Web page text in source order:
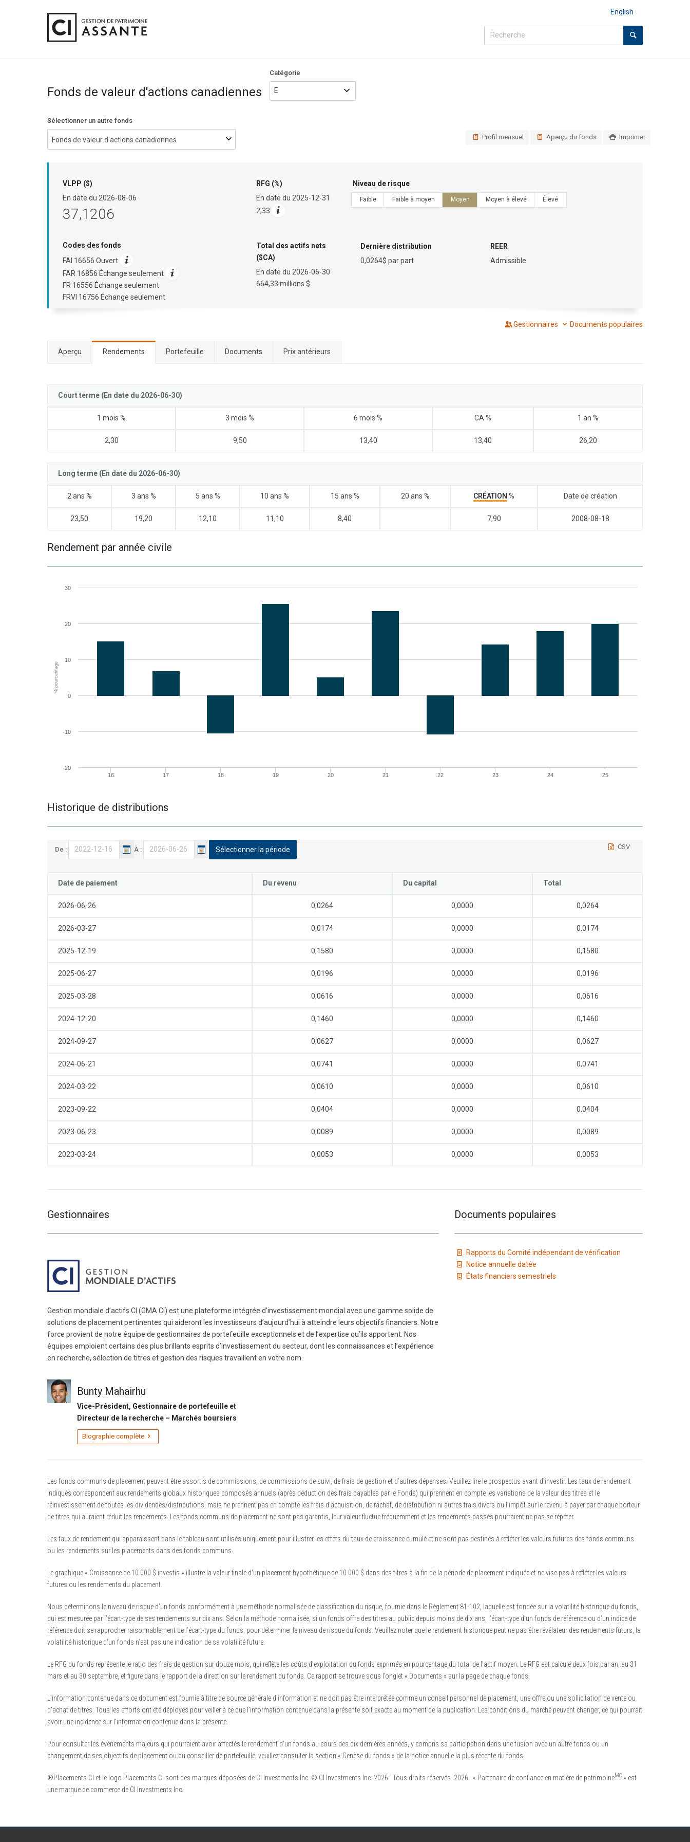
English
Fonds de valeur d'actions canadiennes
Catégorie
Sélectionner un autre fonds
Fonds de valeur d'actions canadiennes Profil mensuel Aperçu du fonds Imprimer
VLPP ($)
En date du 2026-08-06
37,1206
Codes des fonds
FAI 16656 Ouvert
FAR 16856 Échange seulement
FR 16556 Échange seulement
FRVI 16756 Échange seulement
RFG (%)
En date du 2025-12-31
2,33
Total des actifs nets
($CA)
En date du 2026-06-30
664,33 millions $
Niveau de risque
Faible Faible à moyen Moyen Moyen à élevé Élevé
Dernière distribution
0,0264$ par part
REER
Admissible
Gestionnaires Documents populaires
Aperçu Rendements Portefeuille Documents Prix antérieurs
Court terme (En date du 2026-06-30)
1 mois % 3 mois % 6 mois % CA % 1 an %
2,30 9,50 13,40 13,40 26,20
Long terme (En date du 2026-06-30)
2 ans % 3 ans % 5 ans % 10 ans % 15 ans % 20 ans % CRÉATION % Date de création
23,50 19,20 12,10 11,10 8,40 7,90 2008-08-18
Rendement par année civile
% pourcentage
16 17 18 19 20 21 22 23 24 25
-20
-10
0
10
20
30
Historique de distributions
De :Le
calendrier
été
lancé.
Utilisez
les
touches
Contrôle
et
les
flèches
Haut
ou
Bas
ou
Gauche
ou
Droite
pour
passer
d’un
jour
du
mois
à
un
autre
jour,
touche
suivante
précédente
de
mois
et
touches
Contrôle
et
page
précédente
suivante
pour
changer
d’année
appuyez
la
Retour
pour
entrer
la
À :Le
calendrier
lancé.
les
Contrôle
les
Haut
Bas
Gauche
Droite
passer
jour
mois
un
jour,
touche
précédente
mois
touches
Contrôle
et
page
précédente
pour
changer
d’année
appuyez
la
Retour
pour
entrer
la
Sélectionner la période CSV
Date de paiement Du revenu Du capital Total
2026-06-26 0,0264 0,0000 0,0264
2026-03-27 0,0174 0,0000 0,0174
2025-12-19 0,1580 0,0000 0,1580
2025-06-27 0,0196 0,0000 0,0196
2025-03-28 0,0616 0,0000 0,0616
2024-12-20 0,1460 0,0000 0,1460
2024-09-27 0,0627 0,0000 0,0627
2024-06-21 0,0741 0,0000 0,0741
2024-03-22 0,0610 0,0000 0,0610
2023-09-22 0,0404 0,0000 0,0404
2023-06-23 0,0089 0,0000 0,0089
2023-03-24 0,0053 0,0000 0,0053
Gestionnaires
Gestion mondiale d’actifs CI (GMA CI) est une plateforme intégrée d’investissement mondial avec une gamme solide de
solutions de placement pertinentes qui aideront les investisseurs d’aujourd’hui à atteindre leurs objectifs financiers. Notre
force provient de notre équipe de gestionnaires de portefeuille exceptionnels et de l’expertise qu’ils apportent. Nos
équipes emploient certains des plus brillants esprits d’investissement du secteur, dont les connaissances et l’expérience
en recherche, sélection de titres et gestion des risques travaillent en votre nom.
Bunty Mahairhu
Vice-Président, Gestionnaire de portefeuille et
Directeur de la recherche – Marchés boursiers
Biographie complète
Documents populaires
Rapports du Comité indépendant de vérification
Notice annuelle datée
États financiers semestriels
Les fonds communs de placement peuvent être assortis de commissions, de commissions de suivi, de frais de gestion et d’autres dépenses. Veuillez lire le prospectus avant d’investir. Les taux de rendement
indiqués correspondent aux rendements globaux historiques composés annuels (après déduction des frais payables par le Fonds) qui prennent en compte les variations de la valeur des titres et le
réinvestissement de toutes les dividendes/distributions, mais ne prennent pas en compte les frais d’acquisition, de rachat, de distribution ni autres frais divers ou l’impôt sur le revenu à payer par chaque porteur
de titres qui auraient réduit les rendements. Les fonds communs de placement ne sont pas garantis, leur valeur fluctue fréquemment et les rendements passés pourraient ne pas se répéter.
Les taux de rendement qui apparaissent dans le tableau sont utilisés uniquement pour illustrer les effets du taux de croissance cumulé et ne sont pas destinés à refléter les valeurs futures des fonds communs
ou les rendements sur les placements dans des fonds communs.
Le graphique « Croissance de 10 000 $ investis » illustre la valeur finale d’un placement hypothétique de 10 000 $ dans des titres à la fin de la période de placement indiquée et ne vise pas à refléter les valeurs
futures ou les rendements du placement.
Nous déterminons le niveau de risque d’un fonds conformément à une méthode normalisée de classification du risque, fournie dans le Règlement 81-102, laquelle est fondée sur la volatilité historique du fonds,
qui est mesurée par l’écart-type de ses rendements sur dix ans. Selon la méthode normalisée, si un fonds offre des titres au public depuis moins de dix ans, l’écart-type d’un fonds de référence ou d’un indice de
référence doit se rapprocher raisonnablement de l’écart-type du fonds, pour déterminer le niveau de risque du fonds. Veuillez noter que le rendement historique peut ne pas être révélateur des rendements futurs, la
volatilité historique d’un fonds n’est pas une indication de sa volatilité future.
Le RFG du fonds représente le ratio des frais de gestion sur douze mois, qui reflète les coûts d’exploitation du fonds exprimés en pourcentage du total de l’actif moyen. Le RFG est calculé deux fois par an, au 31
mars et au 30 septembre, et figure dans le rapport de la direction sur le rendement du fonds. Ce rapport se trouve sous l’onglet « Documents » sur la page de chaque fonds.
L'information contenue dans ce document est fournie à titre de source générale d’information et ne doit pas être interprétée comme un conseil personnel de placement, une offre ou une sollicitation de vente ou
d’achat de titres. Tous les efforts ont été déployés pour veiller à ce que l’information contenue dans la présente soit exacte au moment de la publication. Les conditions du marché peuvent changer, ce qui pourrait
avoir une incidence sur l'information contenue dans la présente.
Pour consulter les événements majeurs qui pourraient avoir affectés le rendement d’un fonds au cours des dix dernières années, y compris sa participation dans une fusion avec un autre fonds ou un
changement de ses objectifs de placement ou du conseiller de portefeuille, veuillez consulter la section « Genèse du fonds » de la notice annuelle la plus récente du fonds.
®Placements CI et le logo Placements CI sont des marques déposées de CI Investments Inc. © CI Investments Inc. 2026. Tous droits réservés. 2026. « Partenaire de confiance en matière de patrimoineMC » est
une marque de commerce de CI Investments Inc.